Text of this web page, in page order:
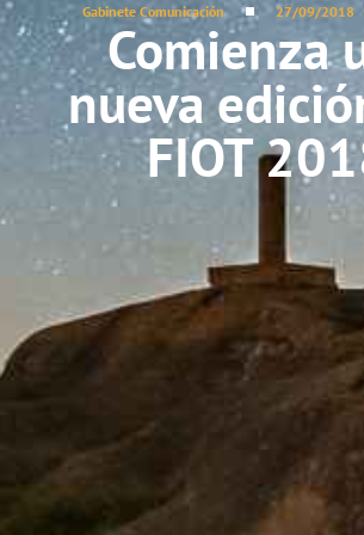
Gabinete Comunicación 27/09/2018
Comienza
nueva
FIOT